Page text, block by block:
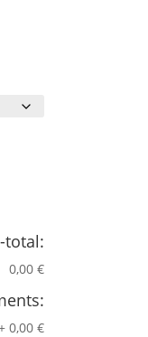
total:
0,00 €
0,00 €